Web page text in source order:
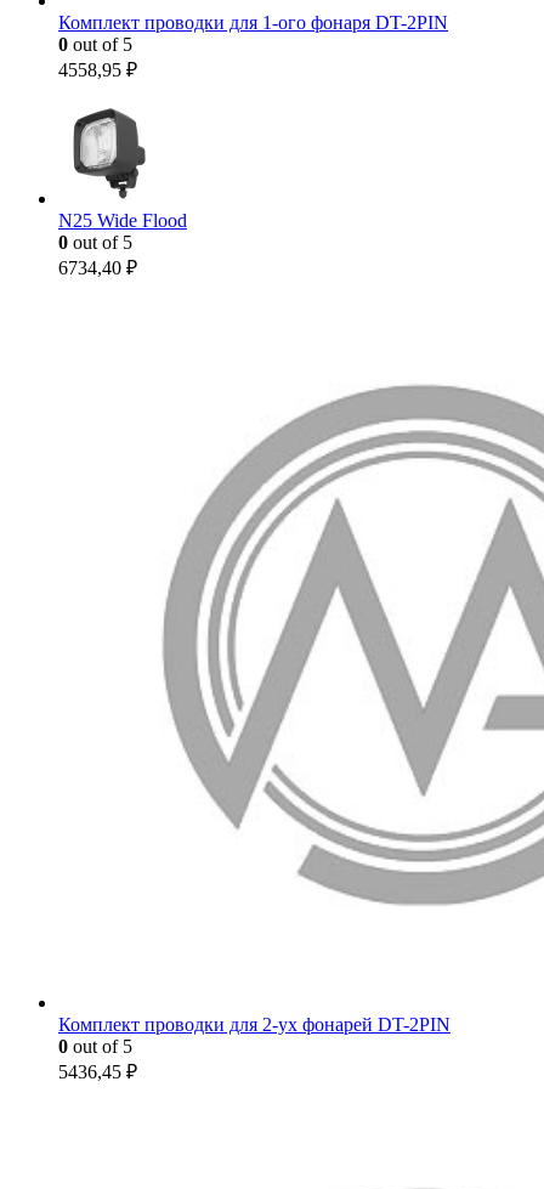
Комплект проводки для 1-ого фонаря DT-2PIN
0 out of 5
4558,95 ₽
N25 Wide Flood
0 out of 5
6734,40 ₽
Комплект проводки для 2-ух фонарей DT-2PIN
0 out of 5
5436,45 ₽